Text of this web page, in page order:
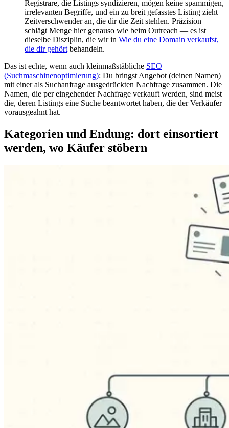
Registrare, die Listings syndizieren, mögen keine spammigen,
irrelevanten Begriffe, und ein zu breit gefasstes Listing zieht
Zeitverschwender an, die dir die Zeit stehlen. Präzision
schlägt Menge hier genauso wie beim Outreach — es ist
dieselbe Disziplin, die wir in Wie du eine Domain verkaufst,
die dir gehört behandeln.
Das ist echte, wenn auch kleinmaßstäbliche SEO
(Suchmaschinenoptimierung): Du bringst Angebot (deinen Namen)
mit einer als Suchanfrage ausgedrückten Nachfrage zusammen. Die
Namen, die per eingehender Nachfrage verkauft werden, sind meist
die, deren Listings eine Suche beantwortet haben, die der Verkäufer
vorausgeahnt hat.
Kategorien und Endung: dort einsortiert
werden, wo Käufer stöbern